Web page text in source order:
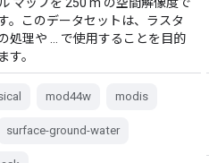
。このデータセットは、ラスタ
処理や … で使用することを目的
す。
mod44w modis
surface-ground-water